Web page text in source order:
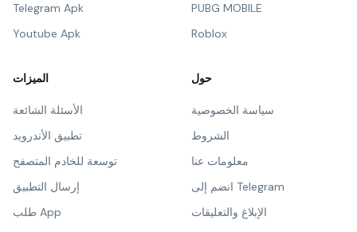
Telegram Apk
Youtube Apk
PUBG MOBILE
Roblox
الميزات
الأسئلة الشائعة
تطبيق الأندرويد
توسعة للخادم المتصفح
إرسال التطبيق
طلب App
حول
سياسة الخصوصية
الشروط
معلومات عنا
انضم إلى Telegram
الإبلاغ والتعليقات